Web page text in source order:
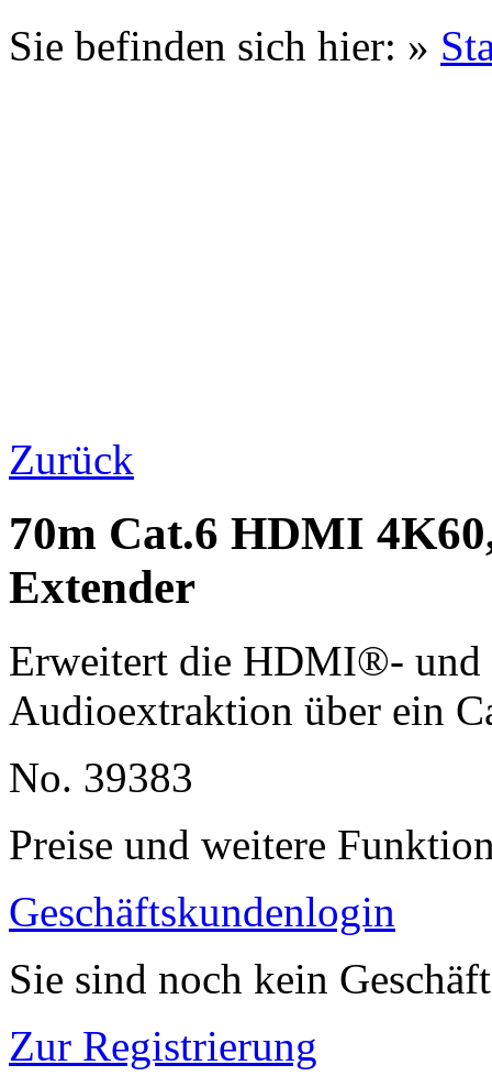
Sie befinden sich hier: »
Zurück
70m Cat.6 HDMI
Extender
Erweitert die HDMI®- und
Audioextraktion über ein
No. 39383
Preise und weitere
Geschäftskundenlogin
Sie sind noch kein
Zur Registrierung